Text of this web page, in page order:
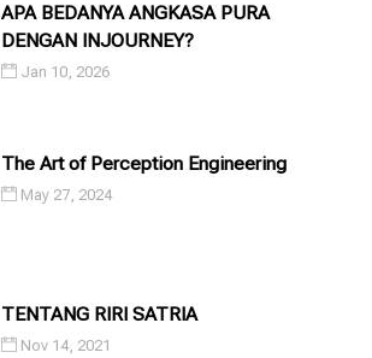
APA BEDANYA ANGKASA PURA
DENGAN INJOURNEY?
Jan 10, 2026
The Art of Perception Engineering
May 27, 2024
TENTANG RIRI SATRIA
Nov 14, 2021